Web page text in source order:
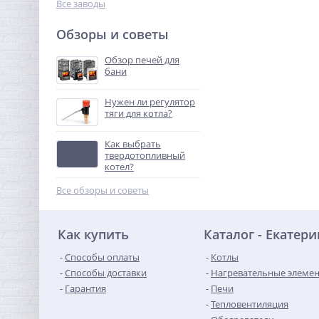
Все заводы
Обзоры и советы
Обзор печей для
бани
Нужен ли регулятор
тяги для котла?
Как выбрать
твердотопливный
котел?
Все обзоры и советы
Как купить
Способы оплаты
Способы доставки
Гарантия
Каталог -
Котлы
Нагревательные
Печи
Тепловентиляция